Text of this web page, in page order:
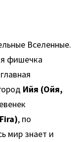
Вселенные.
фишечка
Ийя (Ойя,
, по
мир знает и